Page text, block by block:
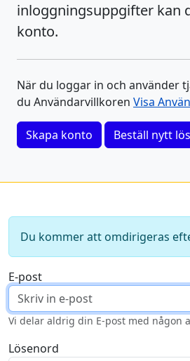
inloggningsuppgifter kan
konto.
När du loggar in och använder
du Användarvillkoren Visa
Skapa konto Beställ nytt
Du kommer att omdirigeras
E-post
Vi delar aldrig din E-post med någon
Lösenord